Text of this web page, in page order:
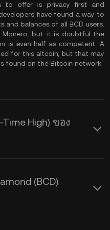
to offer is privacy first and
have found a way to
balances of all BCD users.
Monero, but it is doubtful the
is even half as competent. A
for this altcoin, but that may
found on the Bitcoin network.
High) ของ
(BCD)